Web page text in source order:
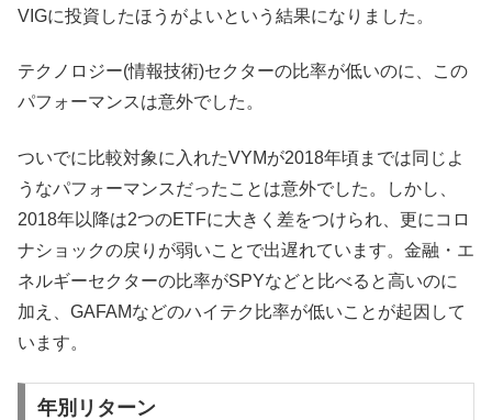
VIGに投資したほうがよいという結果になりました。
テクノロジー(情報技術)セクターの比率が低いのに、この
パフォーマンスは意外でした。
ついでに比較対象に入れたVYMが2018年頃までは同じよ
うなパフォーマンスだったことは意外でした。しかし、
2018年以降は2つのETFに大きく差をつけられ、更にコロ
ナショックの戻りが弱いことで出遅れています。金融・エ
ネルギーセクターの比率がSPYなどと比べると高いのに
加え、GAFAMなどのハイテク比率が低いことが起因して
います。
年別リターン